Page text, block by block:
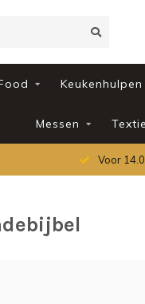
Keukenhulpen
Messen
Voor